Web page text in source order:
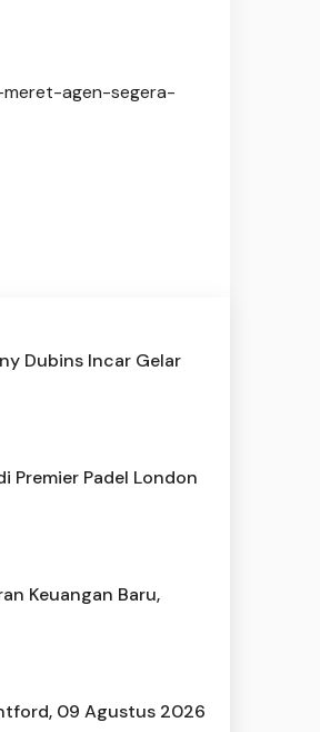
meret-agen-segera-
Dubins Incar Gelar
Premier Padel London
Keuangan Baru,
09 Agustus 2026